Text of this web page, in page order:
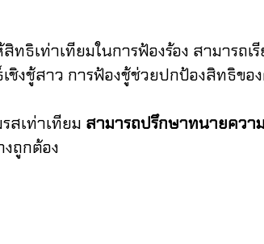
เท่าเทียมในการฟ้องร้อง สามารถเ
งชู้สาว การฟ้องชู้ช่วยปกป้องสิทธิขอ
เท่าเทียม สามารถปรึกษาทนายควา
ถูกต้อง